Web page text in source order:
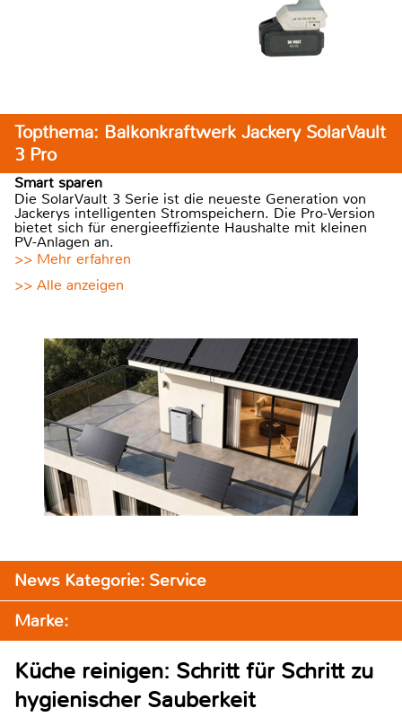
Topthema: Balkonkraftwerk Jackery SolarVault
3 Pro
Smart sparen
Die SolarVault 3 Serie ist die neueste Generation von
Jackerys intelligenten Stromspeichern. Die Pro-Version
bietet sich für energieeffiziente Haushalte mit kleinen
PV-Anlagen an.
>> Mehr erfahren
>> Alle anzeigen
News Kategorie: Service
Marke:
Küche reinigen: Schritt für Schritt zu
hygienischer Sauberkeit